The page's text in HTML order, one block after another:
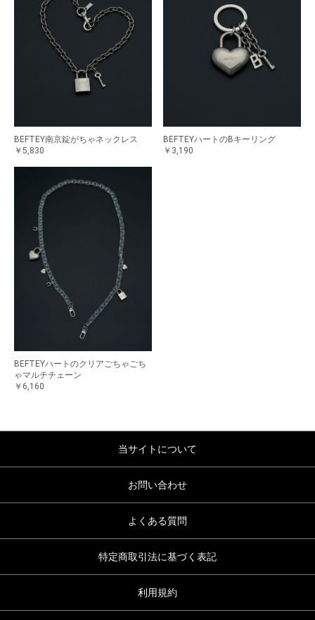
BEFTEY南京錠がちゃネックレス
￥5,830
BEFTEYハートのBキーリング
￥3,190
BEFTEYハートのクリアごちゃごち
ゃマルチチェーン
￥6,160
当サイトについて
お問い合わせ
よくある質問
特定商取引法に基づく表記
利用規約